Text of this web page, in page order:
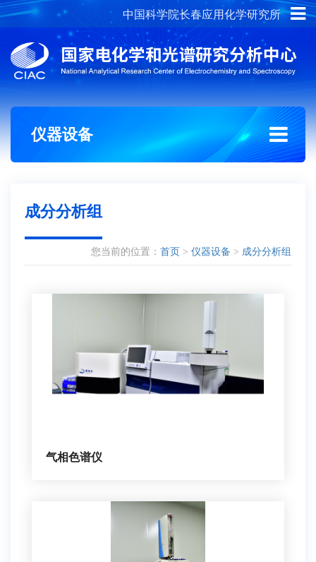
中国科学院长春应用化学研究所
概况介绍 组织架构
仪器设备
成分分析组
您当前的位置： 首页 > 仪器设备 > 成分分析组
气相色谱仪